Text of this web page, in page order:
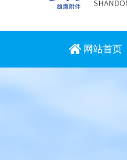
网站首页